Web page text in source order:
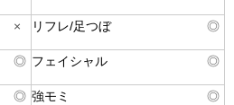
× リフレ/足つぼ ◎
◎ フェイシャル ◎
◎ 強モミ ◎